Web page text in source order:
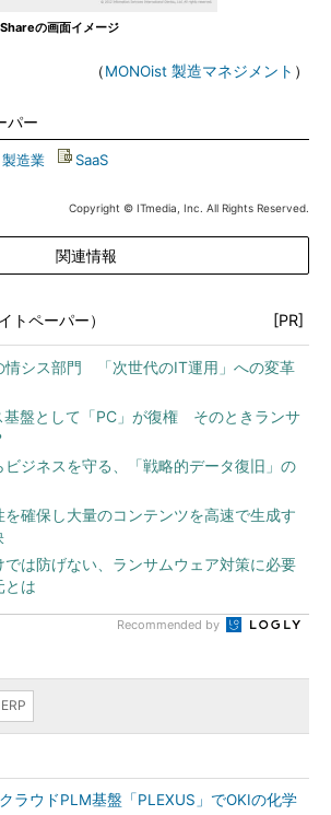
の画面イメージ
（MONOist 製造マネジメント ）
パー
製造業 SaaS
Copyright © ITmedia, Inc. All Rights Reserved.
関連情報
トペーパー） [PR]
情シス部門 「次世代のIT運用」への変革
基盤として「PC」が復権 そのときランサ
ジネスを守る、「戦略的データ復旧」の
確保し大量のコンテンツを高速で生成す
は防げない、ランサムウェア対策に必要
とは
Recommended by
ERP
ラウドPLM基盤「PLEXUS」でOKIの化学